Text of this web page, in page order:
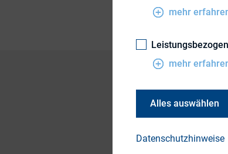
In dieser
mehr
mehr
Alles auswählen
Datenschutzhinweise